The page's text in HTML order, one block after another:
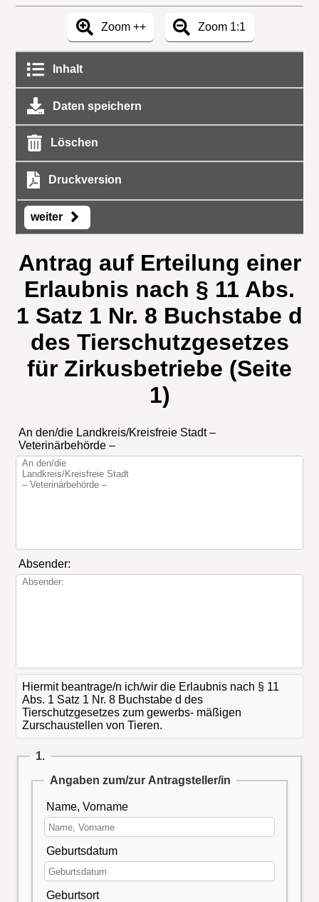
Zoom ++ Zoom 1:1
Inhalt
Daten speichern
Löschen
Druckversion
weiter
Antrag auf Erteilung einer
Erlaubnis nach § 11 Abs.
1 Satz 1 Nr. 8 Buchstabe d
des Tierschutzgesetzes
für Zirkusbetriebe (Seite
1)
An den/die Landkreis/Kreisfreie Stadt –
Veterinärbehörde –
Absender:
Hiermit beantrage/n ich/wir die Erlaubnis nach § 11
Abs. 1 Satz 1 Nr. 8 Buchstabe d des
Tierschutzgesetzes zum gewerbs- mäßigen
Zurschaustellen von Tieren.
1.
Angaben zum/zur Antragsteller/in
Name, Vorname
Geburtsdatum
Geburtsort